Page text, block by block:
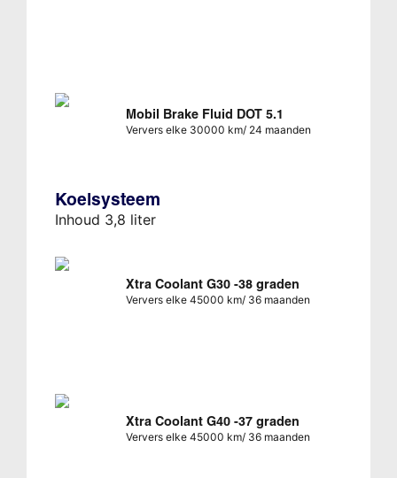
Mobil Brake Fluid DOT 5.1
Ververs elke 30000 km/ 24 maanden
Koelsysteem
Inhoud 3,8 liter
Xtra Coolant G30 -38 graden
Ververs elke 45000 km/ 36 maanden
Xtra Coolant G40 -37 graden
Ververs elke 45000 km/ 36 maanden